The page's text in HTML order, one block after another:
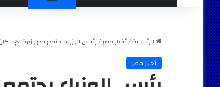
الرئيسية/أخبار مصر/رئيس الوزراء يجتمع مع وزيرة
أخبار مصر